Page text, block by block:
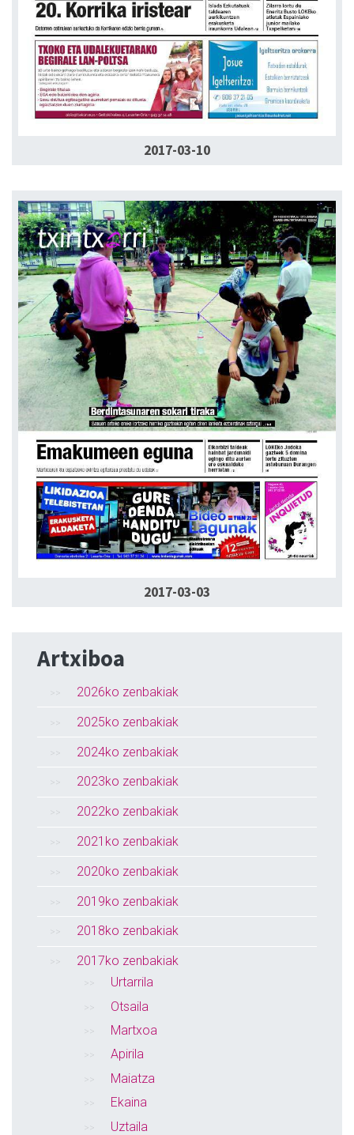
2017-03-10
2017-03-03
Artxiboa
2026ko zenbakiak
2025ko zenbakiak
2024ko zenbakiak
2023ko zenbakiak
2022ko zenbakiak
2021ko zenbakiak
2020ko zenbakiak
2019ko zenbakiak
2018ko zenbakiak
2017ko zenbakiak
Urtarrila
Otsaila
Martxoa
Apirila
Maiatza
Ekaina
Uztaila